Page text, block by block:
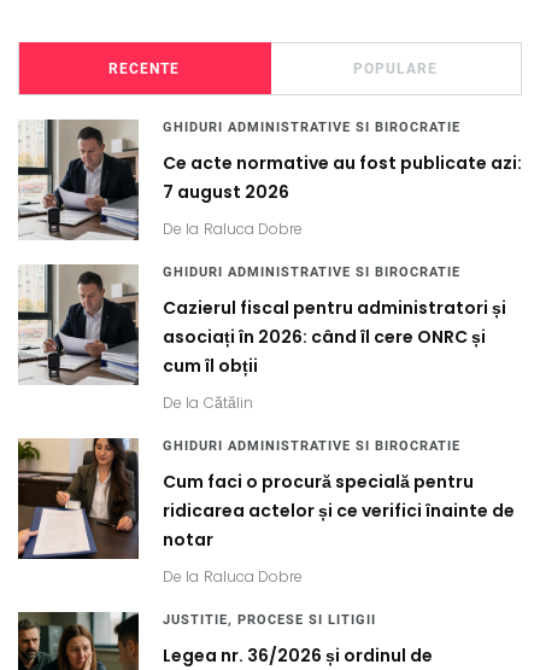
RECENTE POPULARE
GHIDURI ADMINISTRATIVE SI BIROCRATIE
Ce acte normative au fost publicate azi:
7 august 2026
De la Raluca Dobre
GHIDURI ADMINISTRATIVE SI BIROCRATIE
Cazierul fiscal pentru administratori și
asociați în 2026: când îl cere ONRC și
cum îl obții
De la Cătălin
GHIDURI ADMINISTRATIVE SI BIROCRATIE
Cum faci o procură specială pentru
ridicarea actelor și ce verifici înainte de
notar
De la Raluca Dobre
JUSTITIE, PROCESE SI LITIGII
Legea nr. 36/2026 și ordinul de